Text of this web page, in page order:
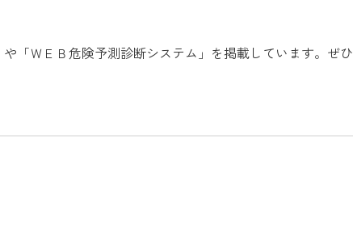
「ＷＥＢ危険予測診断システム」を掲載しています。ぜひ